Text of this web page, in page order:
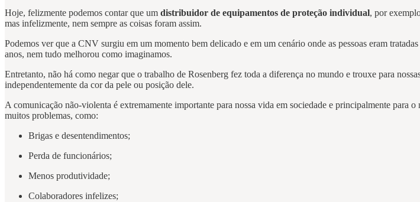
Hoje, felizmente podemos contar que um distribuidor de equipamentos de proteção individual, por
mas infelizmente, nem sempre as coisas foram assim.
Podemos ver que a CNV surgiu em um momento bem delicado e em um cenário onde as pessoas eram
anos, nem tudo melhorou como imaginamos.
Entretanto, não há como negar que o trabalho de Rosenberg fez toda a diferença no mundo e trouxe para
independentemente da cor da pele ou posição dele.
A comunicação não-violenta é extremamente importante para nossa vida em sociedade e principalmente para
muitos problemas, como:
Brigas e desentendimentos;
Perda de funcionários;
Menos produtividade;
Colaboradores infelizes;